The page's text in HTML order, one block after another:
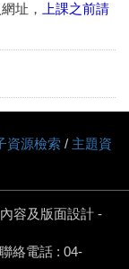
址，
上課之前請
資源檢索 / 主題資
容及版面設計 -
絡電話 : 04-